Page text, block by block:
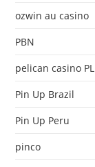
ozwin au casino
PBN
pelican casino PL
Pin Up Brazil
Pin Up Peru
pinco